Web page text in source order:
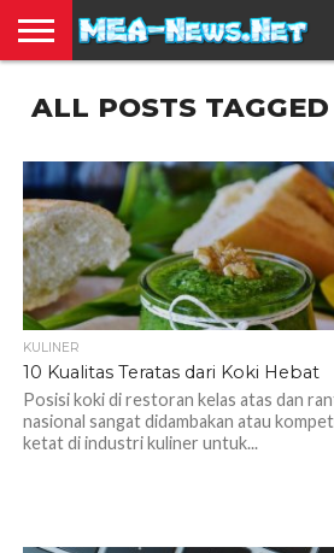
TERBARU
EDUKASI
HIBURAN
INSPIRASI
KESEHATAN
KULINER
OLAH
RAGA
OTOMOTIF
TRAVEL
JUAL
BELI
ALL POSTS
KULINER
10 Kualitas Teratas dari Koki Hebat
Posisi koki di restoran kelas atas dan
nasional sangat didambakan atau
ketat di industri kuliner untuk...